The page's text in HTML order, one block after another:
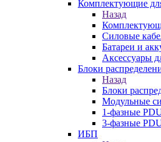
Комплектующие
Назад
Силовые
Батареи и
Аксессуары
Блоки
Назад
Блоки
Модульные
1-фазные
3-фазные
ИБП